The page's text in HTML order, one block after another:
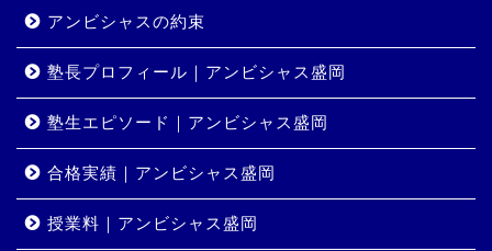
アンビシャスの約束
塾長プロフィール｜アンビシャス盛岡
塾生エピソード｜アンビシャス盛岡
合格実績｜アンビシャス盛岡
授業料｜アンビシャス盛岡